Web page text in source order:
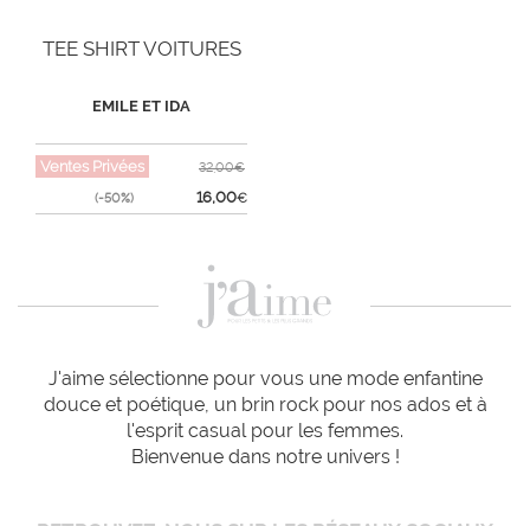
TEE SHIRT VOITURES
EMILE ET IDA
Ventes Privées
(-50%)
32,00€
16,00€
J'aime sélectionne pour vous une mode enfantine
douce et poétique, un brin rock pour nos ados et à
l'esprit casual pour les femmes.
Bienvenue dans notre univers !